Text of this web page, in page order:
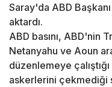
Saray'da ABD
aktardı.
ABD basını, ABD'nin
Netanyahu ve Aoun
düzenlemeye
askerlerini çekmediği